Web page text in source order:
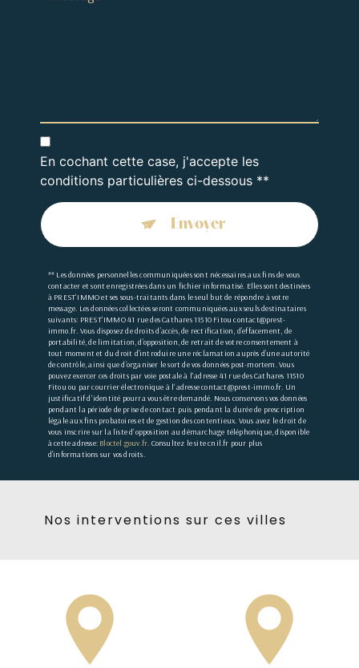
En cochant cette case, j'accepte les
conditions particulières ci-dessous **
Envoyer
** Les données personnelles communiquées sont nécessaires aux fins de vous
contacter et sont enregistrées dans un fichier informatisé. Elles sont destinées
à PREST'IMMO et ses sous-traitants dans le seul but de répondre à votre
message. Les données collectées seront communiquées aux seuls destinataires
suivants: PREST'IMMO 41 rue des Cathares 11510 Fitou contact@prest-
immo.fr. Vous disposez de droits d’accès, de rectification, d’effacement, de
portabilité, de limitation, d’opposition, de retrait de votre consentement à
tout moment et du droit d’introduire une réclamation auprès d’une autorité
de contrôle, ainsi que d’organiser le sort de vos données post-mortem. Vous
pouvez exercer ces droits par voie postale à l'adresse 41 rue des Cathares 11510
Fitou ou par courrier électronique à l'adresse contact@prest-immo.fr. Un
justificatif d'identité pourra vous être demandé. Nous conservons vos données
pendant la période de prise de contact puis pendant la durée de prescription
légale aux fins probatoires et de gestion des contentieux. Vous avez le droit de
vous inscrire sur la liste d'opposition au démarchage téléphonique, disponible
à cette adresse: Bloctel.gouv.fr. Consultez le site cnil.fr pour plus
d’informations sur vos droits.
Nos interventions sur ces villes